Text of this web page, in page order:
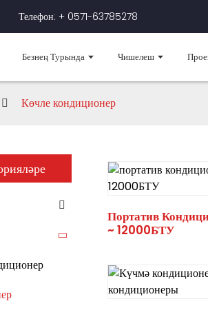
Телефон: + 0571-63785278
Безнең Турында Чишелеш
Көчле кондиционер
Портатив
~ 12000БТУ